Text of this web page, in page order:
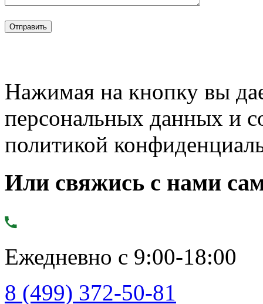
Нажимая на кнопку вы
персональных данных и
политикой
Или свяжись с нами
Ежедневно с 9:00-18:00
8 (499) 372-50-81